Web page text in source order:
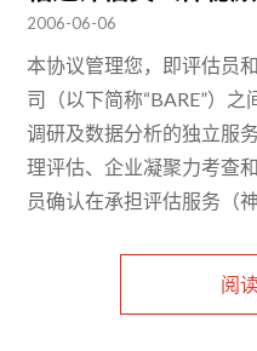
2006-06-06
本协议管理您，即评估员
司（以下简称“BARE”）
调研及数据分析的独立服
理评估、企业凝聚力考查
员确认在承担评估服务（神
阅